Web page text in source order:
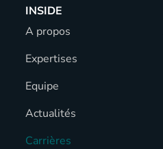
INSIDE
A propos
Expertises
Equipe
Actualités
Carrières